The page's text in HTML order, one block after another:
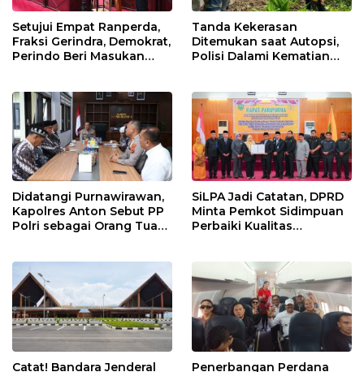
Setujui Empat Ranperda,
Fraksi Gerindra, Demokrat,
Perindo Beri Masukan
Tanda Kekerasan
Ditemukan saat Autopsi,
Polisi Dalami Kematian
Didatangi Purnawirawan,
Kapolres Anton Sebut PP
Polri sebagai Orang Tua
SiLPA Jadi Catatan, DPRD
Minta Pemkot Sidimpuan
Perbaiki Kualitas
Catat! Bandara Jenderal Penerbangan Perdana